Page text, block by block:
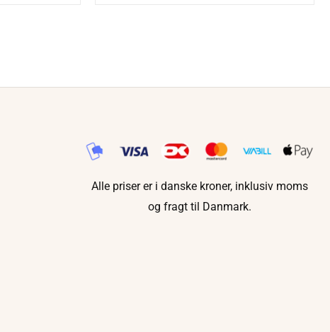
Alle priser er i danske kroner, inklusiv moms
og fragt til Danmark.